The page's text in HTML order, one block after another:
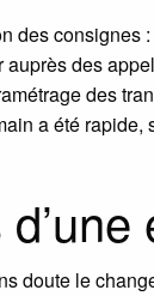
des consignes
des
des
a été
doute le